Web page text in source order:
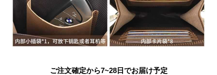
ご注文確定から7~28日でお届け予定